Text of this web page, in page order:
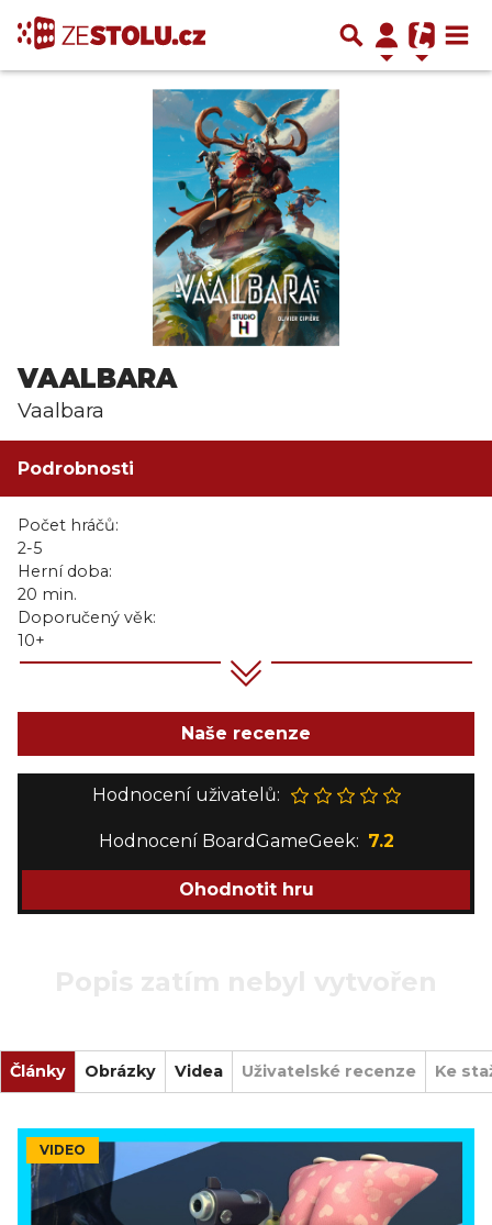
VAALBARA
Vaalbara
Podrobnosti
Počet hráčů:
2-5
Herní doba:
20 min.
Doporučený věk:
10+
Naše recenze
Hodnocení uživatelů:
Hodnocení BoardGameGeek: 7.2
Ohodnotit hru
Články Obrázky Videa Uživatelské recenze Ke
VIDEO